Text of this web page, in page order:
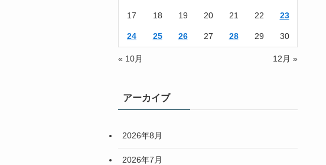
17 18 19 20 21 22 23
24 25 26 27 28 29 30
« 10月 12月 »
アーカイブ
2026年8月
2026年7月